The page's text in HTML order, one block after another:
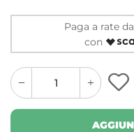
Paga a rate da
con
quantity
button
quantity
minus
button